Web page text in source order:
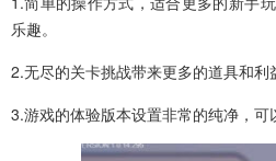
乐趣。
2.无尽的关卡挑战带来更多的道具和利
3.游戏的体验版本设置非常的纯净，可